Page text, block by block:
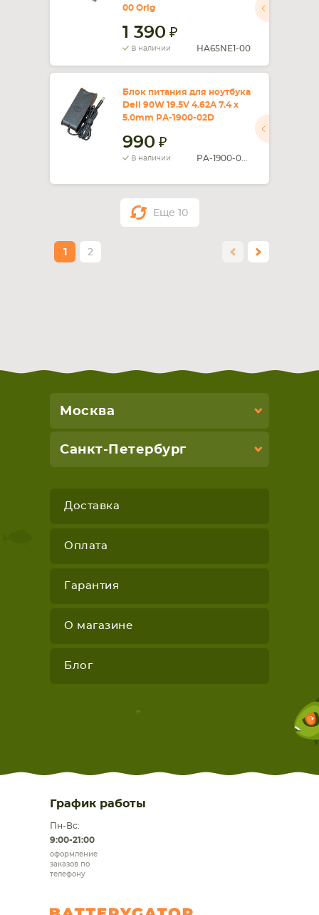
00 Orig
1 390
В наличии HA65NE1-00
Блок питания для ноутбука
Dell 90W 19.5V 4.62A 7.4 x
5.0mm PA-1900-02D
990
В наличии
Еще 10
1 2
Москва
Санкт-Петербург
Доставка
Оплата
Гарантия
О магазине
Блог
График работы
Пн-Вс:
9:00-21:00
оформление
заказов по
телефону